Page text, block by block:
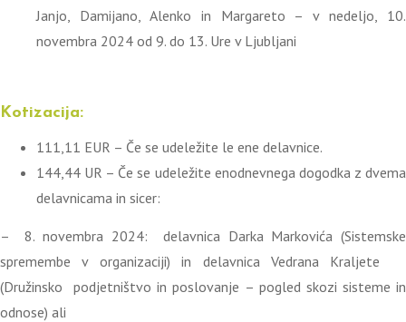
Janjo, Damijano, Alenko in Margareto – v nedeljo, 10.
novembra 2024 od 9. do 13. Ure v Ljubljani
Kotizacija:
111,11 EUR – Če se udeležite le ene delavnice.
144,44 UR – Če se udeležite enodnevnega dogodka z dvema
delavnicama in sicer:
– 8. novembra 2024: delavnica Darka Markovića (Sistemske
spremembe v organizaciji) in delavnica Vedrana Kraljete
(Družinsko podjetništvo in poslovanje – pogled skozi sisteme in
odnose) ali